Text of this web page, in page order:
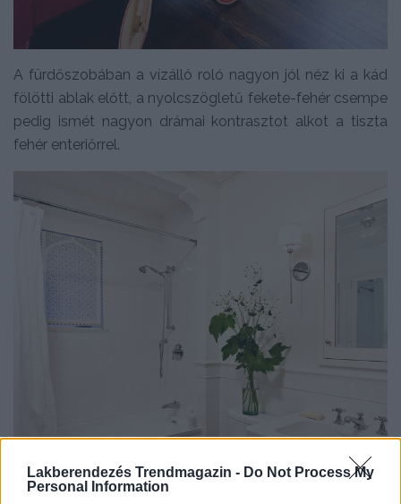
Lakberendezés Trendmagazin - Do Not Process My
Personal Information
A fürdőszobában a vízálló roló nagyon jól néz ki a kád
fölötti ablak előtt, a nyolcszögletű fekete-fehér csempe
pedig ismét nagyon drámai kontrasztot alkot a tiszta
fehér enteriőrrel.